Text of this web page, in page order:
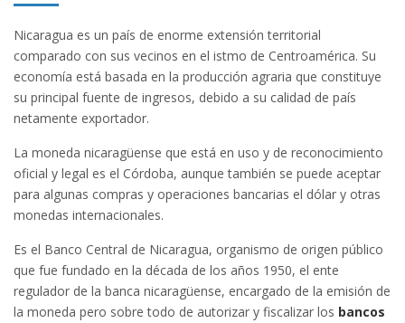
Nicaragua es un país de enorme extensión territorial
comparado con sus vecinos en el istmo de Centroamérica. Su
economía está basada en la producción agraria que constituye
su principal fuente de ingresos, debido a su calidad de país
netamente exportador.
La moneda nicaragüense que está en uso y de reconocimiento
oficial y legal es el Córdoba, aunque también se puede aceptar
para algunas compras y operaciones bancarias el dólar y otras
monedas internacionales.
Es el Banco Central de Nicaragua, organismo de origen público
que fue fundado en la década de los años 1950, el ente
regulador de la banca nicaragüense, encargado de la emisión de
la moneda pero sobre todo de autorizar y fiscalizar los bancos